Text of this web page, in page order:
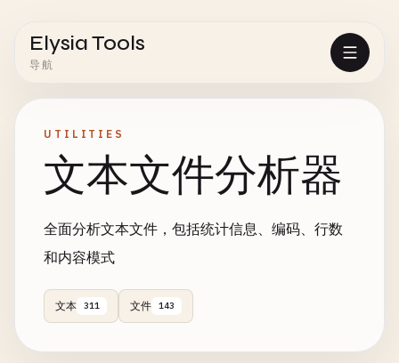
Elysia Tools
导航
UTILITIES
文本文件分析器
全面分析文本文件，包括统计信息、编码、行数
和内容模式
文本 311 文件 143